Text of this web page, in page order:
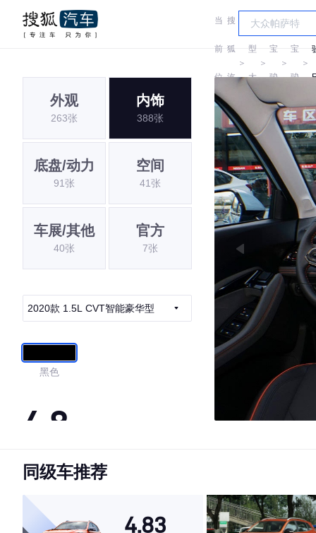
当
前
位
置:
搜
狐
汽
车
＞
车
型
大
＞
宝
骏
＞
宝
骏
＞
3
外观
263张
内饰
388张
底盘/动力
91张
空间
41张
车展/其他
40张
官方
7张
2020款 1.5L CVT智能豪华型
黑色
4.8
·外观表现较为优秀，优于91%同级车
·空间表现较为优秀，优于91%同级车
同级车推荐
4.83